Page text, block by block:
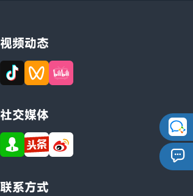
视频动态
社交媒体
联系方式